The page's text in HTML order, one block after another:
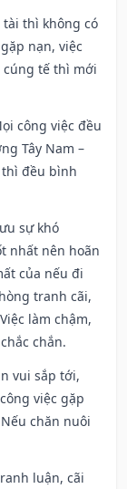
tài thì không có
nạn, việc
tế thì mới
công việc đều
Tây Nam –
đều bình
sự khó
nhất nên hoãn
của nếu đi
tranh cãi,
làm chậm,
chắn.
vui sắp tới,
việc gặp
chăn nuôi
luận, cãi